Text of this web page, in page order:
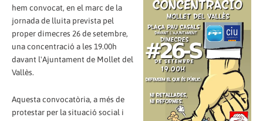
hem convocat, en el marc de la
jornada de lluita prevista pel
proper dimecres 26 de setembre,
una concentració a les 19.00h
davant l'Ajuntament de Mollet del
Vallès.
Aquesta convocatòria, a més de
protestar per la situació social i